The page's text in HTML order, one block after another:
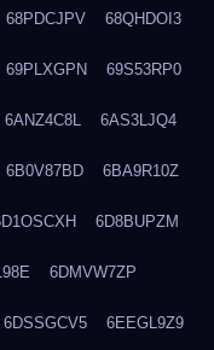
68PDCJPV 68QHDOI3
69PLXGPN 69S53RP0
6ANZ4C8L 6AS3LJQ4
6B0V87BD 6BA9R10Z
6D8BUPZM
6DMVW7ZP
6DSSGCV5 6EEGL9Z9